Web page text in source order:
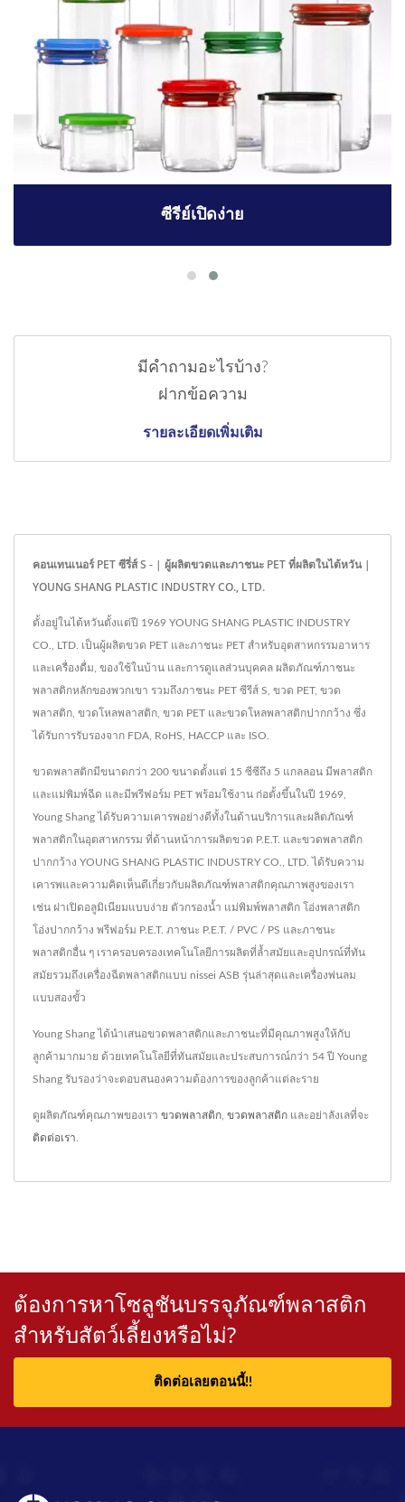
ซีรีย์เปิดง่าย
มีคำถามอะไรบ้าง?
ฝากข้อความ
รายละเอียดเพิ่มเติม
คอนเทนเนอร์ PET ซีรี่ส์ S - | ผู้ผลิตขวดและภาชนะ PET ที่ผลิตในไต้หวัน |
YOUNG SHANG PLASTIC INDUSTRY CO., LTD.
ตั้งอยู่ในไต้หวันตั้งแต่ปี 1969 YOUNG SHANG PLASTIC INDUSTRY
CO., LTD. เป็นผู้ผลิตขวด PET และภาชนะ PET สำหรับอุตสาหกรรมอาหาร
และเครื่องดื่ม, ของใช้ในบ้าน และการดูแลส่วนบุคคล ผลิตภัณฑ์ภาชนะ
พลาสติกหลักของพวกเขา รวมถึงภาชนะ PET ซีรีส์ S, ขวด PET, ขวด
พลาสติก, ขวดโหลพลาสติก, ขวด PET และขวดโหลพลาสติกปากกว้าง ซึ่ง
ได้รับการรับรองจาก FDA, RoHS, HACCP และ ISO.
ขวดพลาสติกมีขนาดกว่า 200 ขนาดตั้งแต่ 15 ซีซีถึง 5 แกลลอน มีพลาสติก
และแม่พิมพ์ฉีด และมีพรีฟอร์ม PET พร้อมใช้งาน ก่อตั้งขึ้นในปี 1969,
Young Shang ได้รับความเคารพอย่างดีทั้งในด้านบริการและผลิตภัณฑ์
พลาสติกในอุตสาหกรรม ที่ด้านหน้าการผลิตขวด P.E.T. และขวดพลาสติก
ปากกว้าง YOUNG SHANG PLASTIC INDUSTRY CO., LTD. ได้รับความ
เคารพและความคิดเห็นดีเกี่ยวกับผลิตภัณฑ์พลาสติกคุณภาพสูงของเรา
เช่น ฝาเปิดอลูมิเนียมแบบง่าย ตัวกรองน้ำ แม่พิมพ์พลาสติก โอ่งพลาสติก
โอ่งปากกว้าง พรีฟอร์ม P.E.T. ภาชนะ P.E.T. / PVC / PS และภาชนะ
พลาสติกอื่น ๆ เราครอบครองเทคโนโลยีการผลิตที่ล้ำสมัยและอุปกรณ์ที่ทัน
สมัยรวมถึงเครื่องฉีดพลาสติกแบบ nissei ASB รุ่นล่าสุดและเครื่องพ่นลม
แบบสองขั้ว
Young Shang ได้นำเสนอขวดพลาสติกและภาชนะที่มีคุณภาพสูงให้กับ
ลูกค้ามากมาย ด้วยเทคโนโลยีที่ทันสมัยและประสบการณ์กว่า 54 ปี Young
Shang รับรองว่าจะตอบสนองความต้องการของลูกค้าแต่ละราย
ดูผลิตภัณฑ์คุณภาพของเรา ขวดพลาสติก ขวดพลาสติก และอย่าลังเลที่จะ
ติดต่อเรา
ต้องการหาโซลูชันบรรจุภัณฑ์พลาสติก
สำหรับสัตว์เลี้ยงหรือไม่?
ติดต่อเลยตอนนี้!!